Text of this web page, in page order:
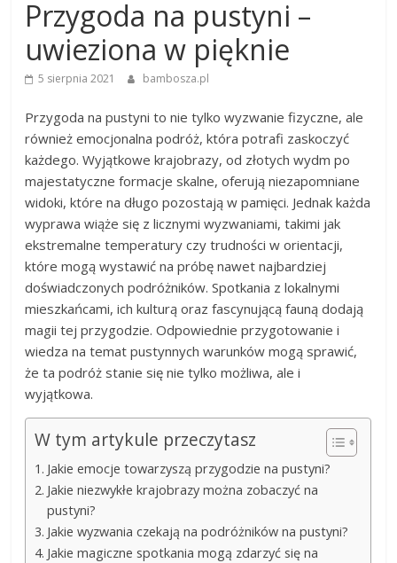
Przygoda na pustyni –
uwieziona w pięknie
5 sierpnia 2021 bambosza.pl
Przygoda na pustyni to nie tylko wyzwanie fizyczne, ale
również emocjonalna podróż, która potrafi zaskoczyć
każdego. Wyjątkowe krajobrazy, od złotych wydm po
majestatyczne formacje skalne, oferują niezapomniane
widoki, które na długo pozostają w pamięci. Jednak każda
wyprawa wiąże się z licznymi wyzwaniami, takimi jak
ekstremalne temperatury czy trudności w orientacji,
które mogą wystawić na próbę nawet najbardziej
doświadczonych podróżników. Spotkania z lokalnymi
mieszkańcami, ich kulturą oraz fascynującą fauną dodają
magii tej przygodzie. Odpowiednie przygotowanie i
wiedza na temat pustynnych warunków mogą sprawić,
że ta podróż stanie się nie tylko możliwa, ale i
wyjątkowa.
W tym artykule przeczytasz
Jakie emocje towarzyszą przygodzie na pustyni?
Jakie niezwykłe krajobrazy można zobaczyć na
pustyni?
Jakie wyzwania czekają na podróżników na pustyni?
Jakie magiczne spotkania mogą zdarzyć się na